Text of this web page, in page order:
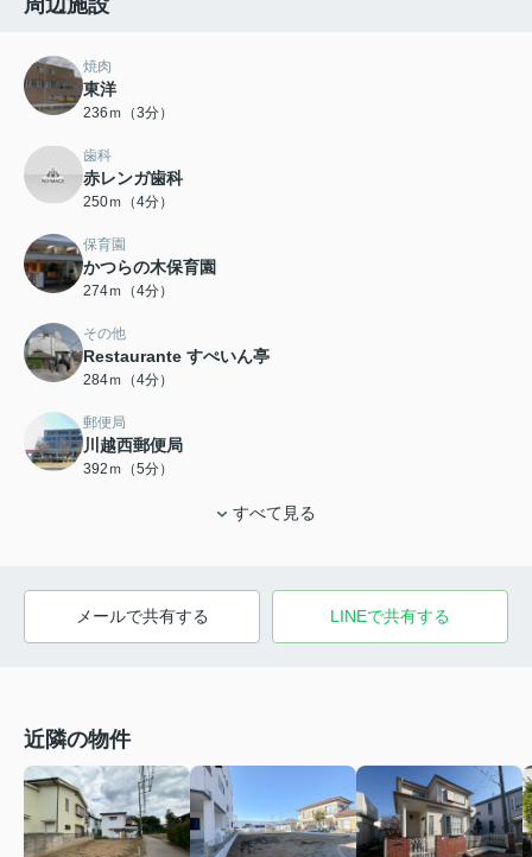
焼肉
東洋
236ｍ（3分）
歯科
赤レンガ歯科
250ｍ（4分）
保育園
かつらの木保育園
274ｍ（4分）
その他
Restaurante すぺいん亭
284ｍ（4分）
郵便局
川越西郵便局
392ｍ（5分）
すべて見る
メールで共有する LINEで共有する
近隣の物件